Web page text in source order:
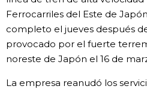
Guía de Japón
Vídeos e imágenes
En profundidad
Ferrocarriles del Este de
completo el jueves después
provocado por el fuerte
noreste de Japón el 16 de
La empresa reanudó los